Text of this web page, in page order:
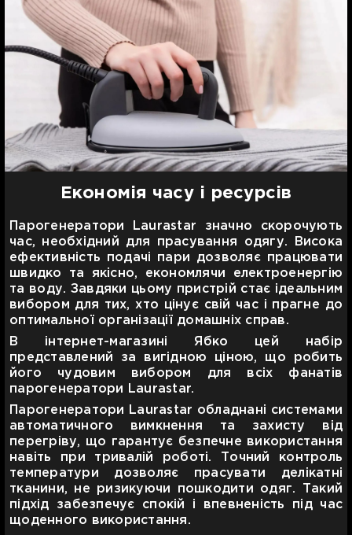
Економія часу і ресурсів
Парогенератори Laurastar значно скорочують
час, необхідний для прасування одягу. Висока
ефективність подачі пари дозволяє працювати
швидко та якісно, економлячи електроенергію
та воду. Завдяки цьому пристрій стає ідеальним
вибором для тих, хто цінує свій час і прагне до
оптимальної організації домашніх справ.
В інтернет-магазині Ябко цей набір
представлений за вигідною ціною, що робить
його чудовим вибором для всіх фанатів
парогенератори Laurastar.
Парогенератори Laurastar обладнані системами
автоматичного вимкнення та захисту від
перегріву, що гарантує безпечне використання
навіть при тривалій роботі. Точний контроль
температури дозволяє прасувати делікатні
тканини, не ризикуючи пошкодити одяг. Такий
підхід забезпечує спокій і впевненість під час
щоденного використання.